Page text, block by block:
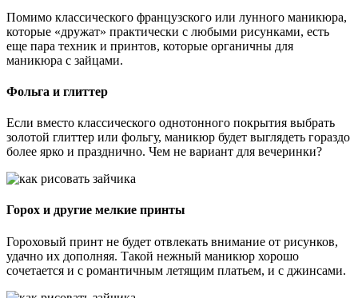
Помимо классического французского или лунного маникюра,
которые «дружат» практически с любыми рисунками, есть
еще пара техник и принтов, которые органичны для
маникюра с зайцами.
Фольга и глиттер
Если вместо классического однотонного покрытия выбрать
золотой глиттер или фольгу, маникюр будет выглядеть гораздо
более ярко и празднично. Чем не вариант для вечеринки?
Горох и другие мелкие принты
Гороховый принт не будет отвлекать внимание от рисунков,
удачно их дополняя. Такой нежный маникюр хорошо
сочетается и с романтичным летящим платьем, и с джинсами.